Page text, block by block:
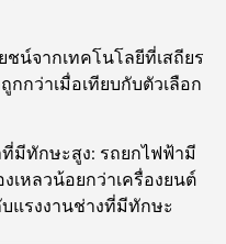
ชน์จากเทคโนโลยีที่เสถียร
กกว่าเมื่อเทียบกับตัวเลือก
มีทักษะสูง: รถยกไฟฟ้ามี
เหลวน้อยกว่าเครื่องยนต์
แรงงานช่างที่มีทักษะ